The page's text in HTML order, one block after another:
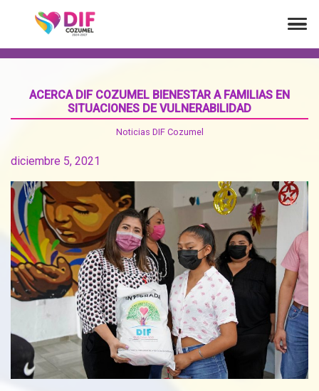
ACERCA DIF COZUMEL BIENESTAR A FAMILIAS EN
SITUACIONES DE VULNERABILIDAD
Noticias DIF Cozumel
diciembre 5, 2021